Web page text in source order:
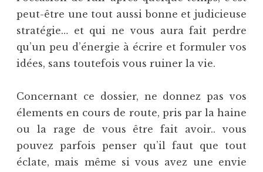
peut-être une tout aussi bonne et judicieuse
stratégie… et qui ne vous aura fait perdre
qu’un peu d’énergie à écrire et formuler vos
idées, sans toutefois vous ruiner la vie.
Concernant ce dossier, ne donnez pas vos
élements en cours de route, pris par la haine
ou la rage de vous être fait avoir.. vous
pouvez parfois penser qu’il faut que tout
éclate, mais même si vous avez une envie